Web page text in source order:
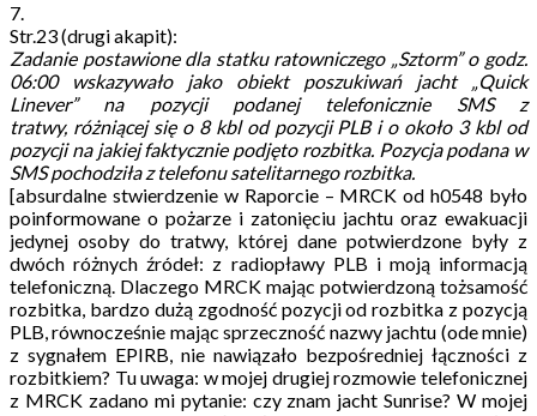
7.
Str.23 (drugi akapit):
Zadanie postawione dla statku ratowniczego „Sztorm” o godz.
06:00 wskazywało jako obiekt poszukiwań jacht „Quick
Linever” na pozycji podanej telefonicznie SMS z
tratwy, różniącej się o 8 kbl od pozycji PLB i o około 3 kbl od
pozycji na jakiej faktycznie podjęto rozbitka. Pozycja podana w
SMS pochodziła z telefonu satelitarnego rozbitka.
[absurdalne stwierdzenie w Raporcie – MRCK od h0548 było
poinformowane o pożarze i zatonięciu jachtu oraz ewakuacji
jedynej osoby do tratwy, której dane potwierdzone były z
dwóch różnych źródeł: z radiopławy PLB i moją informacją
telefoniczną. Dlaczego MRCK mając potwierdzoną tożsamość
rozbitka, bardzo dużą zgodność pozycji od rozbitka z pozycją
PLB, równocześnie mając sprzeczność nazwy jachtu (ode mnie)
z sygnałem EPIRB, nie nawiązało bezpośredniej łączności z
rozbitkiem? Tu uwaga: w mojej drugiej rozmowie telefonicznej
z MRCK zadano mi pytanie: czy znam jacht Sunrise? W mojej